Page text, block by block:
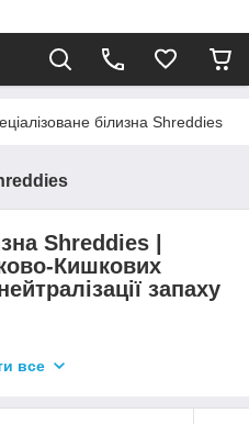
білизна Shreddies
Shreddies |
Кишкових
запаху
спеціалізованого білизни
запахів. Завдяки
все